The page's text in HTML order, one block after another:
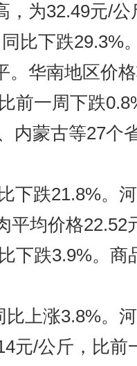
为32.49元/
比下跌29.3%
华南地区价
前一周下跌
蒙古等27个
下跌21.8%。
均价格22.52
下跌3.9%。商
上涨3.8%。
元/公斤，比前